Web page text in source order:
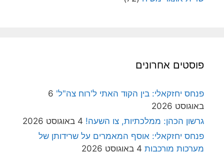
פוסטים אחרונים
פנחס יחזקאלי: בין הקוד האתי ל'רוח צה"ל' 6
באוגוסט 2026
גרשון הכהן: ממלכתיות, צו השעה! 4 באוגוסט 2026
פנחס יחזקאלי: אוסף המאמרים על שרידותן של
מערכות מורכבות 4 באוגוסט 2026